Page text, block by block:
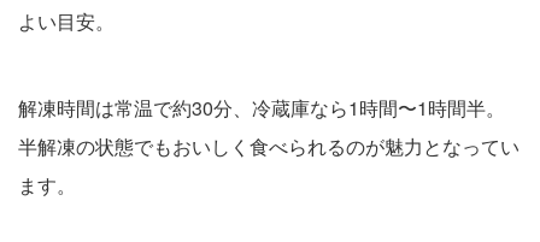
よい目安。
解凍時間は常温で約30分、冷蔵庫なら1時間〜1時間半。
半解凍の状態でもおいしく食べられるのが魅力となってい
ます。